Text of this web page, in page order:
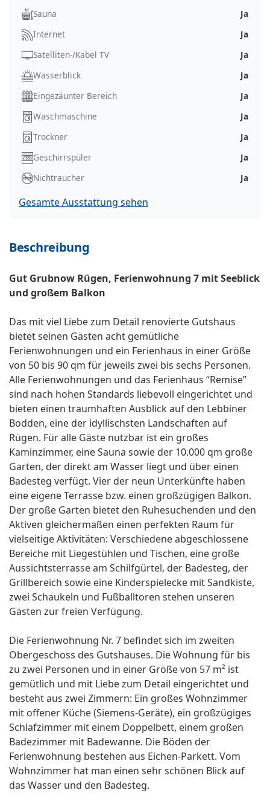
Sauna
Ja
Internet
Ja
Satelliten-/Kabel TV
Ja
Wasserblick
Ja
Eingezäunter Bereich
Ja
Waschmaschine
Ja
Trockner
Ja
Geschirrspüler
Ja
Nichtraucher
Ja
Gesamte Ausstattung sehen
Beschreibung
Gut Grubnow Rügen, Ferienwohnung 7 mit Seeblick
und großem Balkon
Das mit viel Liebe zum Detail renovierte Gutshaus
bietet seinen Gästen acht gemütliche
Ferienwohnungen und ein Ferienhaus in einer Größe
von 50 bis 90 qm für jeweils zwei bis sechs Personen.
Alle Ferienwohnungen und das Ferienhaus “Remise”
sind nach hohen Standards liebevoll eingerichtet und
bieten einen traumhaften Ausblick auf den Lebbiner
Bodden, eine der idyllischsten Landschaften auf
Rügen. Für alle Gäste nutzbar ist ein großes
Kaminzimmer, eine Sauna sowie der 10.000 qm große
Garten, der direkt am Wasser liegt und über einen
Badesteg verfügt. Vier der neun Unterkünfte haben
eine eigene Terrasse bzw. einen großzügigen Balkon.
Der große Garten bietet den Ruhesuchenden und den
Aktiven gleichermaßen einen perfekten Raum für
vielseitige Aktivitäten: Verschiedene abgeschlossene
Bereiche mit Liegestühlen und Tischen, eine große
Aussichtsterrasse am Schilfgürtel, der Badesteg, der
Grillbereich sowie eine Kinderspielecke mit Sandkiste,
zwei Schaukeln und Fußballtoren stehen unseren
Gästen zur freien Verfügung.
Die Ferienwohnung Nr. 7 befindet sich im zweiten
Obergeschoss des Gutshauses. Die Wohnung für bis
zu zwei Personen und in einer Größe von 57 m² ist
gemütlich und mit Liebe zum Detail eingerichtet und
besteht aus zwei Zimmern: Ein großes Wohnzimmer
mit offener Küche (Siemens-Geräte), ein großzügiges
Schlafzimmer mit einem Doppelbett, einem großen
Badezimmer mit Badewanne. Die Böden der
Ferienwohnung bestehen aus Eichen-Parkett. Vom
Wohnzimmer hat man einen sehr schönen Blick auf
das Wasser und den Badesteg.